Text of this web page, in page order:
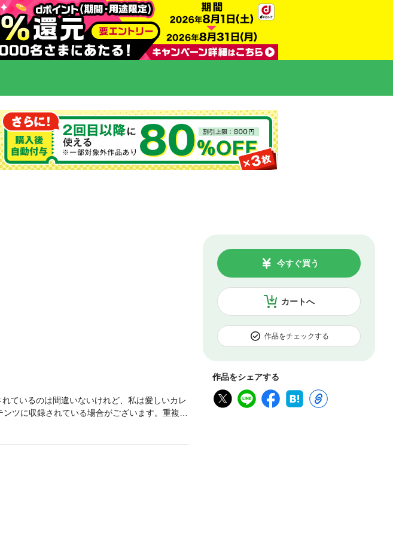
カートへ
今すぐ買う
作品をチェックする
作品をシェアする
ているのは間違いないけれど、私は愛しいカレ
ツに収録されている場合がございます。重複購